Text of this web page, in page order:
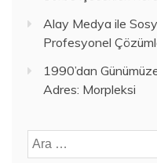
Alay Medya ile
Profesyonel
1990’dan
Adres: Morpleksi
Arama: